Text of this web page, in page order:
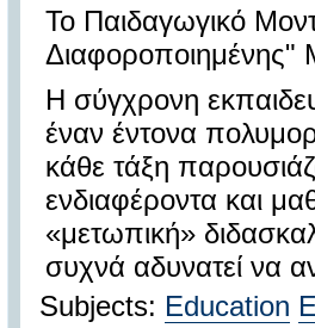
Το Παιδαγωγικό
Διαφοροποιημένης"
Η σύγχρονη
έναν έντονα
κάθε τάξη
ενδιαφέροντα και
«μετωπική»
συχνά αδυνατεί να
Subjects: Education